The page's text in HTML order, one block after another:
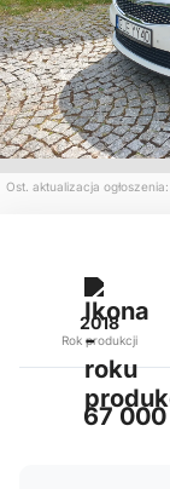
Ost. aktualizacja
2018
Rok produkcji
67 000